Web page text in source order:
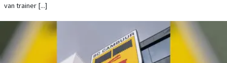
van trainer [...]